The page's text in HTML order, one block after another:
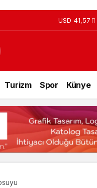
USD 41,57
Turizm Spor Künye